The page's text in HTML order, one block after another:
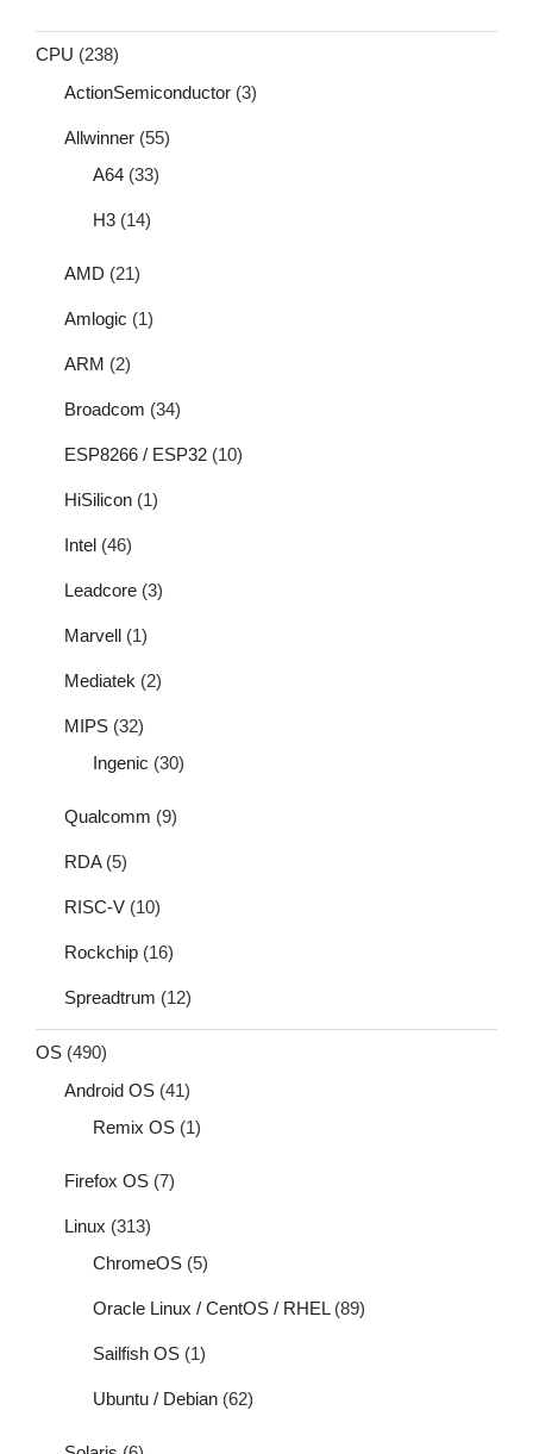
CPU (238)
ActionSemiconductor (3)
Allwinner (55)
A64 (33)
H3 (14)
AMD (21)
Amlogic (1)
ARM (2)
Broadcom (34)
ESP8266 / ESP32 (10)
HiSilicon (1)
Intel (46)
Leadcore (3)
Marvell (1)
Mediatek (2)
MIPS (32)
Ingenic (30)
Qualcomm (9)
RDA(5)
RISC-V (10)
Rockchip (16)
Spreadtrum (12)
OS (490)
Android OS (41)
Remix OS (1)
Firefox OS (7)
Linux (313)
ChromeOS (5)
Oracle Linux / CentOS / RHEL(89)
Sailfish OS (1)
Ubuntu / Debian (62)